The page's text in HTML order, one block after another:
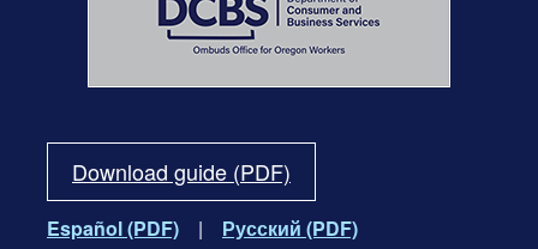
Download guide (PDF)
Español (PDF) | Русский (PDF)